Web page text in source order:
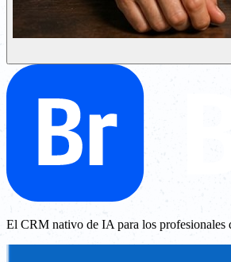
El CRM nativo de IA para los profesionales